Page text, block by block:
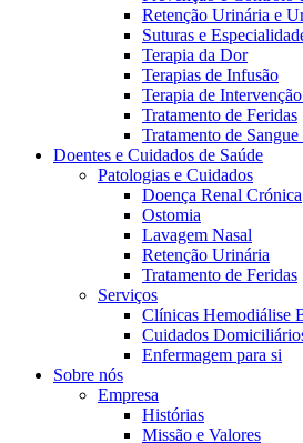
Contactos
Em diálogo com a B. Braun. Entre
Retenção Urinária e
Suturas e
Terapia da Dor
Terapias de Infusão
Terapia de
Tratamento de Feridas
Tratamento de
Doentes e Cuidados de Saúde
Patologias e Cuidados
Doença Renal Crónica
Ostomia
Lavagem Nasal
Retenção Urinária
Tratamento de Feridas
Serviços
Clínicas Hemodiálise
Cuidados
Enfermagem para si
Sobre nós
Empresa
Histórias
Missão e Valores